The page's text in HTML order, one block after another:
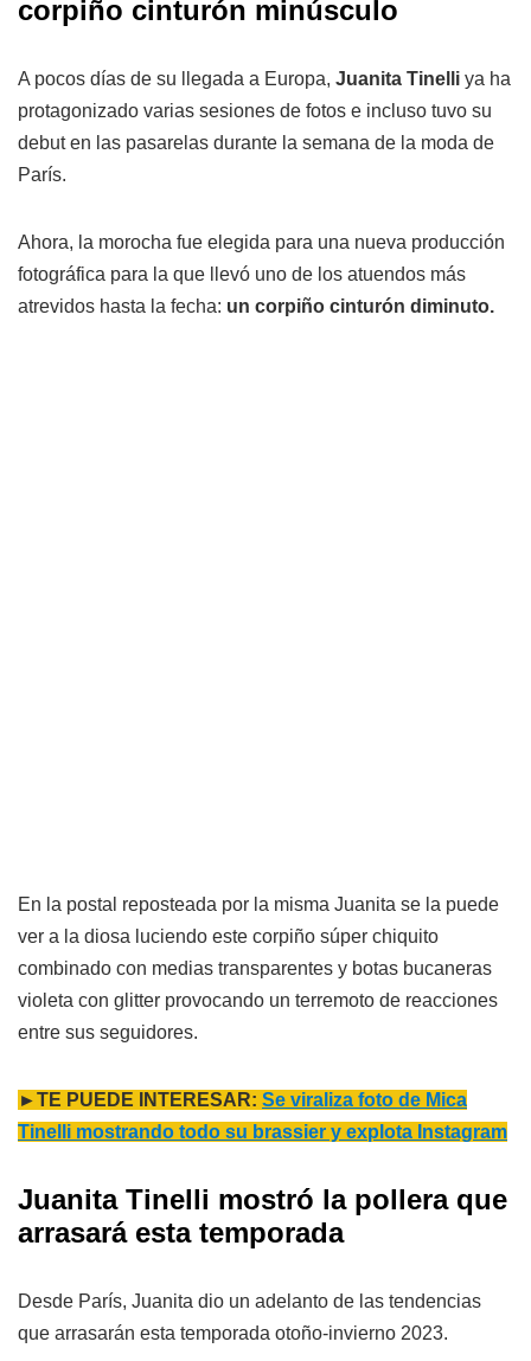
corpiño cinturón minúsculo
A pocos días de su llegada a Europa, Juanita Tinelli ya ha
protagonizado varias sesiones de fotos e incluso tuvo su
debut en las pasarelas durante la semana de la moda de
París.
Ahora, la morocha fue elegida para una nueva producción
fotográfica para la que llevó uno de los atuendos más
atrevidos hasta la fecha: un corpiño cinturón diminuto.
En la postal reposteada por la misma Juanita se la puede
ver a la diosa luciendo este corpiño súper chiquito
combinado con medias transparentes y botas bucaneras
violeta con glitter provocando un terremoto de reacciones
entre sus seguidores.
►TE PUEDE INTERESAR: Se viraliza foto de Mica
Tinelli mostrando todo su brassier y explota Instagram
Juanita Tinelli mostró la pollera que
arrasará esta temporada
Desde París, Juanita dio un adelanto de las tendencias
que arrasarán esta temporada otoño-invierno 2023.